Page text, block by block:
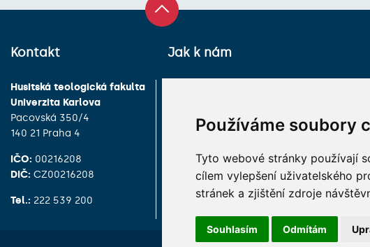
Používáme soubory
Tyto webové stránky používají
cílem vylepšení uživatelského
stránek a zjištění zdroje
Souhlasím Odmítám
Kontakt
Husitská teologická fakulta
Univerzita Karlova
Pacovská 350/4
140 21 Praha 4
IČO: 00216208
DIČ:CZ00216208
Tel.: 222 539 200
Jak k nám